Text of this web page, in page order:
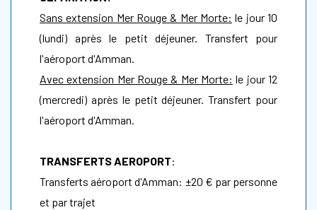
Sans extension Mer Rouge & Mer Morte: le jour 10
(lundi) après le petit déjeuner. Transfert pour
l'aéroport d'Amman.
Avec extension Mer Rouge & Mer Morte: le jour 12
(mercredi) après le petit déjeuner. Transfert pour
l'aéroport d'Amman.
TRANSFERTS AEROPORT:
Transferts aéroport d'Amman: ±20 € par personne
et par trajet